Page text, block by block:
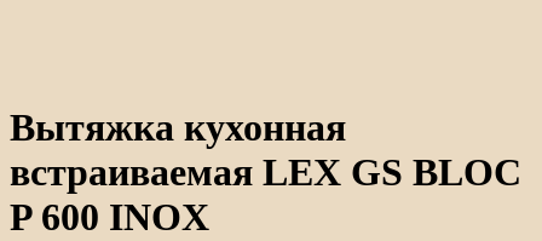
Вытяжка кухонная
встраиваемая LEX GS BLOC
P 600 INOX